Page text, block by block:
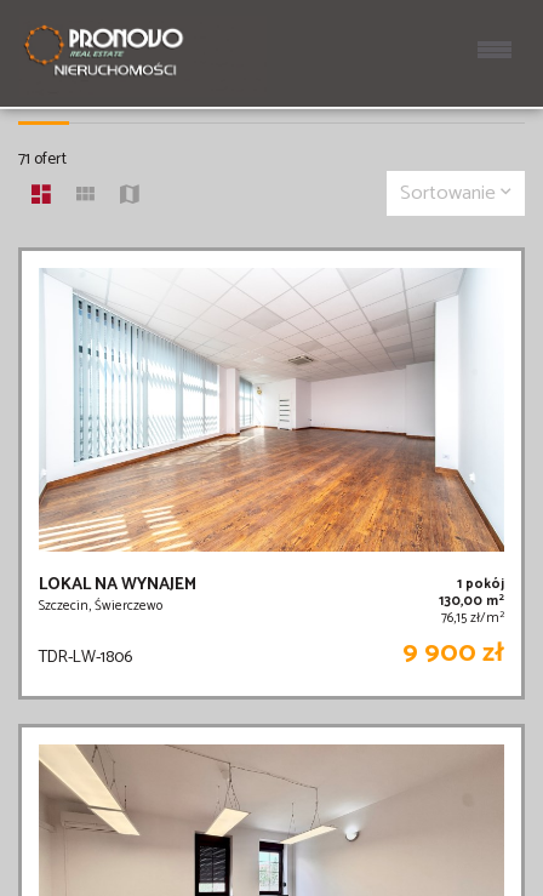
LOKALE NA WYNAJEM
71 ofert
Sortowanie
LOKAL NA WYNAJEM
Szczecin, Świerczewo
1 pokój
130,00 m2
76,15 zł/m2
TDR-LW-1806 9 900 zł